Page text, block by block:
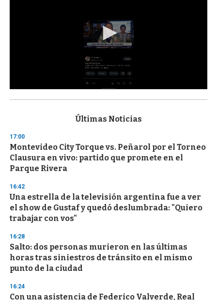
s
d
s
o
f
3
s
e
c
o
n
s
Últimas Noticias
17:00
Montevideo City Torque vs. Peñarol por el Torneo
Clausura en vivo: partido que promete en el
Parque Rivera
16:42
Una estrella de la televisión argentina fue a ver
el show de Gustaf y quedó deslumbrada: "Quiero
trabajar con vos"
16:28
Salto: dos personas murieron en las últimas
horas tras siniestros de tránsito en el mismo
punto de la ciudad
16:24
Con una asistencia de Federico Valverde, Real